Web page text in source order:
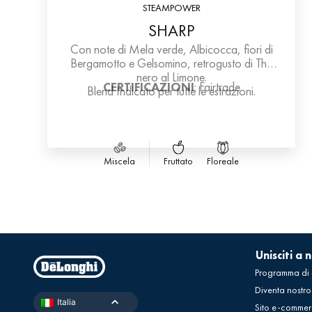
STEAMPOWER
SHARP
Con note di Mela verde, Albicocca, fiori di
Bergamotto e Gelsomino, retrogusto di The
nero al Limone.
Blend Indicato per tutte le estrazioni.
CERTIFICAZIONI: Fairtrade
Miscela Fruttato Floreale
Italia
Unisciti a
Programma
Diventa
Sito e-